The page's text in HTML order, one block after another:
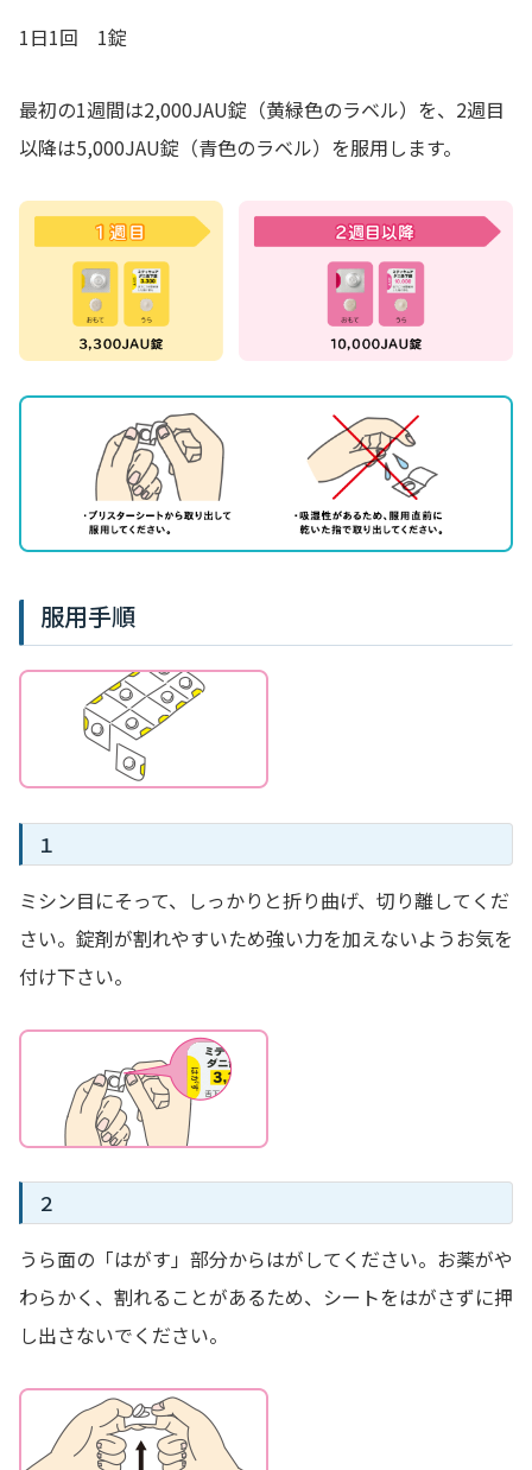
1日1回 1錠
最初の1週間は2,000JAU錠（黄緑色のラベル）を、2週目
以降は5,000JAU錠（青色のラベル）を服用します。
服用手順
１
ミシン目にそって、しっかりと折り曲げ、切り離してくだ
さい。錠剤が割れやすいため強い力を加えないようお気を
付け下さい。
２
うら面の「はがす」部分からはがしてください。お薬がや
わらかく、割れることがあるため、シートをはがさずに押
し出さないでください。